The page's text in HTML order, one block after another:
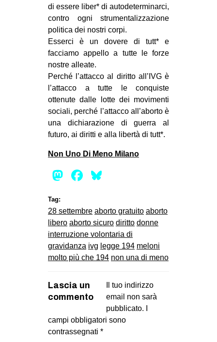
di essere liber* di autodeterminarci,
contro ogni strumentalizzazione
politica dei nostri corpi.
Esserci è un dovere di tutt* e
facciamo appello a tutte le forze
nostre alleate.
Perché l’attacco al diritto all’IVG è
l’attacco a tutte le conquiste
ottenute dalle lotte dei movimenti
sociali, perché l’attacco all’aborto è
una dichiarazione di guerra al
futuro, ai diritti e alla libertà di tutt*.
Non Uno Di Meno Milano
Mastodon
Facebook
Tag:
28 settembre aborto gratuito aborto
libero aborto sicuro diritto donne
interruzione volontaria di
gravidanza ivg legge 194 meloni
molto più che 194 non una di meno
Lascia un
commento
Il tuo indirizzo
email non sarà
pubblicato.
campi obbligatori sono
contrassegnati *